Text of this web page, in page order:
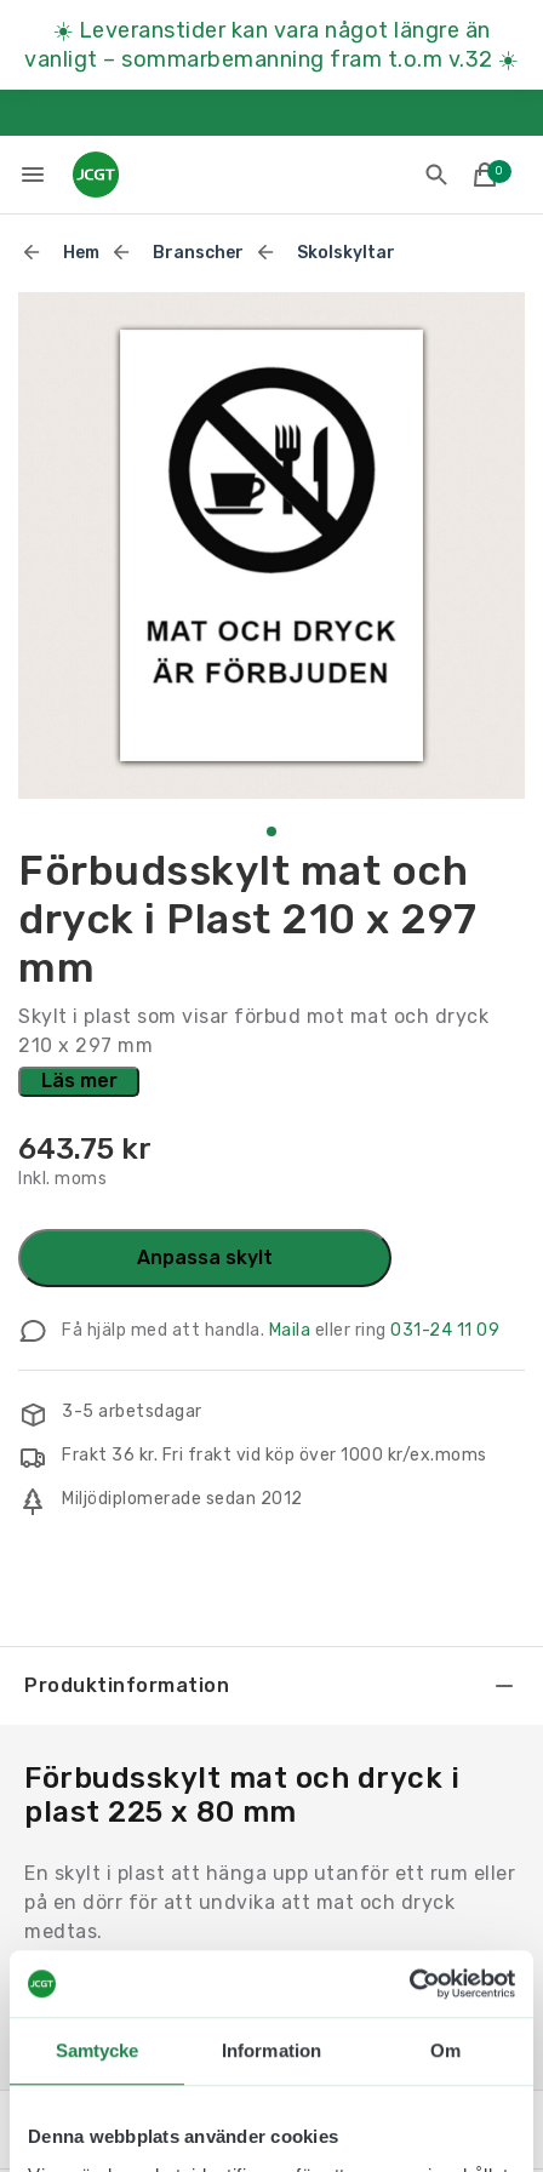
Samtycke Information Om
Denna webbplats använder cookies
☀️ Leveranstider kan vara något längre än
vanligt – sommarbemanning fram t.o.m v.32 ☀️
0
Till kassan
Hem Branscher Skolskyltar
Förbudsskylt mat och
dryck i Plast 210 x 297
mm
Skylt i plast som visar förbud mot mat och dryck
210 x 297 mm
Läs mer
643.75 kr
Inkl. moms
Anpassa skylt
Få hjälp med att handla. Maila eller ring 031-24 11 09
3-5 arbetsdagar
Frakt 36 kr. Fri frakt vid köp över 1000 kr/ex.moms
Miljödiplomerade sedan 2012
Produktinformation
Förbudsskylt mat och dryck i
plast 225 x 80 mm
En skylt i plast att hänga upp utanför ett rum eller
på en dörr för att undvika att mat och dryck
medtas.
själv bestämma vad som ska stå på texten samt
vilket utseende skylten ska ha.
Kontakta oss